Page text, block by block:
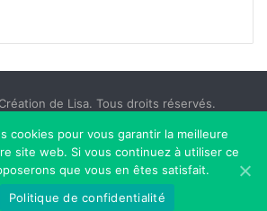
de Lisa. Tous droits réservés.
Déni de Responsabilité
Nous Contacter
cookies pour vous garantir la meilleure
site web. Si vous continuez à utiliser ce
que vous en êtes satisfait.
Politique de confidentialité